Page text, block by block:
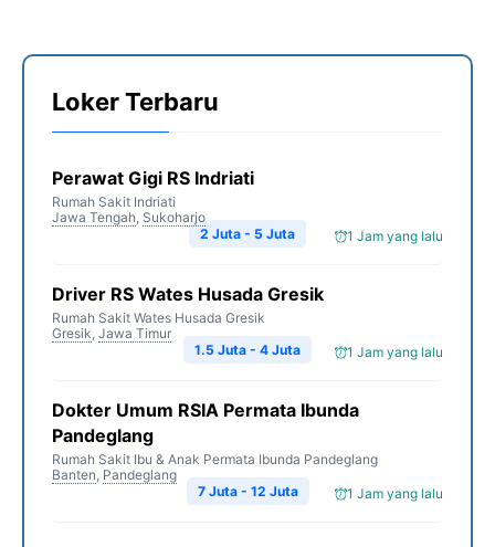
Loker Terbaru
Perawat Gigi RS Indriati
Rumah Sakit Indriati
Jawa Tengah, Sukoharjo
1 Jam yang lalu
2 Juta - 5 Juta
Driver RS Wates Husada Gresik
Rumah Sakit Wates Husada Gresik
Gresik, Jawa Timur
1 Jam yang lalu
1.5 Juta - 4 Juta
Dokter Umum RSIA Permata Ibunda
Pandeglang
Rumah Sakit Ibu & Anak Permata Ibunda Pandeglang
Banten, Pandeglang
1 Jam yang lalu
7 Juta - 12 Juta